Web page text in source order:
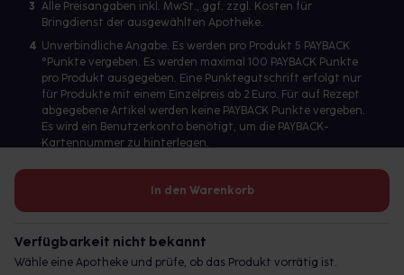
In den Warenkorb
Verfügbarkeit nicht bekannt
Wähle eine Apotheke und prüfe, ob das Produkt vorrätig ist.
3 Alle Preisangaben inkl. MwSt., ggf. zzgl. Kosten für
Bringdienst der ausgewählten Apotheke.
4 Unverbindliche Angabe. Es werden pro Produkt 5 PAYBACK
°Punkte vergeben. Es werden maximal 100 PAYBACK Punkte
pro Produkt ausgegeben. Eine Punktegutschrift erfolgt nur
für Produkte mit einem Einzelpreis ab 2 Euro. Für auf Rezept
abgegebene Artikel werden keine PAYBACK Punkte vergeben.
Es wird ein Benutzerkonto benötigt, um die PAYBACK-
Kartennummer zu hinterlegen.
Betreiber des Portals und verantwortlich: gesund.de GmbH &
© 2026 gesund.de GmbH & Co. KG